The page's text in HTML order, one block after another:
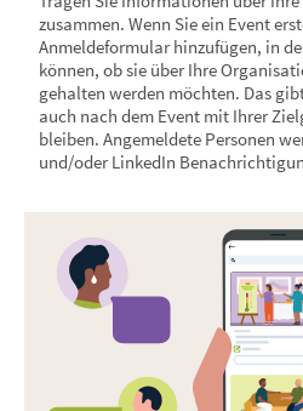
zusammen. Wenn Sie ein Event
Anmeldeformular hinzufügen, in
können, ob sie über Ihre
gehalten werden möchten. Das
auch nach dem Event mit Ihrer
bleiben. Angemeldete Personen
und/oder LinkedIn